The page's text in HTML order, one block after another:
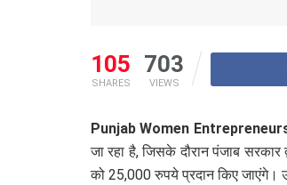
105
SHARES
703
VIEWS
Punjab Women
जा रहा है, जिसके दौरान पंजाब सरकार
को 25,000 रुपये प्रदान किए जाएंगे।